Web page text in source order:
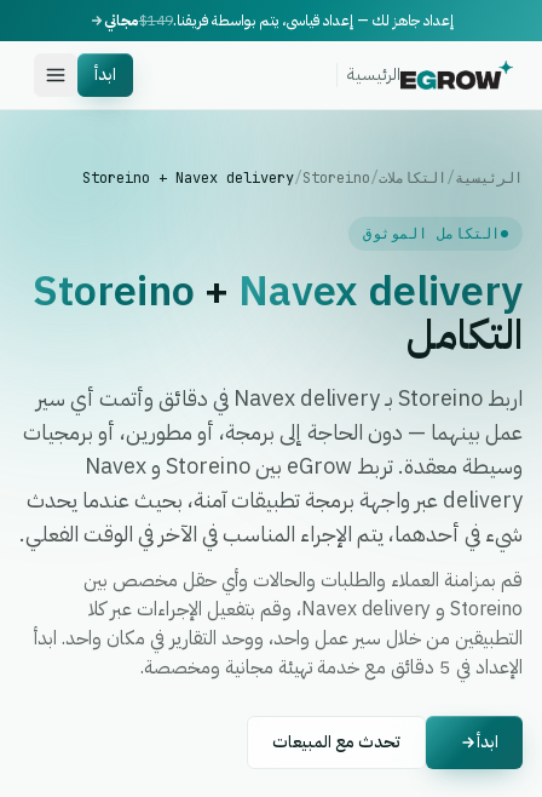
إعداد جاهز لك — إعداد قياسي، يتم بواسطة فريقنا.$149مجاني
الرئيسية ابدأ
الرئيسية/ التكاملات/
Storeino
/
Storeino + Navex delivery
التكامل الموثوق
Storeino + Navex delivery
التكامل
اربط Storeino بـ Navex delivery في دقائق وأتمت أي سير
عمل بينهما — دون الحاجة إلى برمجة، أو مطورين، أو برمجيات
وسيطة معقدة. تربط eGrow بين Storeino و Navex
delivery عبر واجهة برمجة تطبيقات آمنة، بحيث عندما يحدث
شيء في أحدهما، يتم الإجراء المناسب في الآخر في الوقت الفعلي.
قم بمزامنة العملاء والطلبات والحالات وأي حقل مخصص بين
Storeino و Navex delivery، وقم بتفعيل الإجراءات عبر كلا
التطبيقين من خلال سير عمل واحد، ووحد التقارير في مكان واحد. ابدأ
الإعداد في 5 دقائق مع خدمة تهيئة مجانية ومخصصة.
ابدأ تحدث مع المبيعات